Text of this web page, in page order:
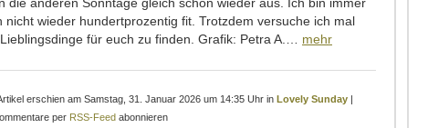
die anderen Sonntage gleich schon wieder aus. Ich bin immer
nicht wieder hundertprozentig fit. Trotzdem versuche ich mal
für euch zu finden. Grafik: Petra A.… mehr
erschien am Samstag, 31. Januar 2026 um 14:35 Uhr in Lovely Sunday |
per RSS-Feed abonnieren